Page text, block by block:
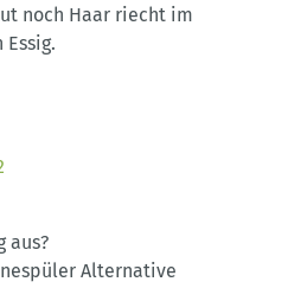
noch Haar riecht im
aus?
Alternative